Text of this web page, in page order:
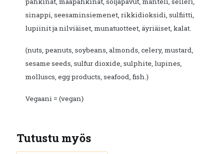
sinappi, seesaminsiemenet, rikkidioksidi, sulfiitti,
lupiinit ja nilviäiset, munatuotteet, äyriäiset, kalat.
(nuts, peanuts, soybeans, almonds, celery, mustard,
sesame seeds, sulfur dioxide, sulphite, lupines,
molluscs, egg products, seafood, fish.)
Vegaani = (vegan)
Tutustu myös